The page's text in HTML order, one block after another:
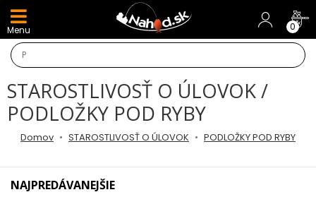
Menu 0
STAROSTLIVOSŤ O ÚLOVOK /
PODLOŽKY POD RYBY
Domov STAROSTLIVOSŤ O ÚLOVOK PODLOŽKY POD RYBY
NAJPREDÁVANEJŠIE
DARČEKY A AKCIE
TOP AKCIE